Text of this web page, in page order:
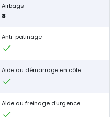
Airbags
8
Anti-patinage
Aide au démarrage en côte
Aide au freinage d'urgence